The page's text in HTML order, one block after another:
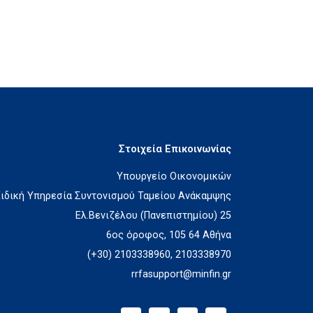
Στοιχεία Επικοινωνίας
Υπουργείο Οικονομικών
Υπηρεσία Συντονισμού Ταμείου Ανάκαμψης
Ελ.Βενιζέλου (Πανεπιστημίου) 25
6ος όροφος, 105 64 Αθήνα
(+30) 2103338960, 2103338970
rrfasupport@minfin.gr